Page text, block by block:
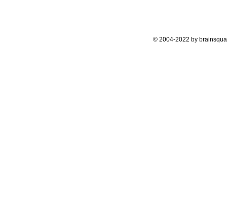
© 2004-2022 by